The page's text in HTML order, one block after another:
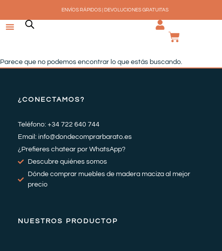
contenido
ENVÍOS RÁPIDOS | DEVOLUCIONES GRATUITAS
Parece que no podemos encontrar lo que estás buscando.
¿CONECTAMOS?
Teléfono: +34 722 640 744
Email: info@dondecomprarbarato.es
¿Prefieres chatear por WhatsApp?
Descubre quiénes somos
Dónde comprar muebles de madera maciza al mejor
precio
NUESTROS PRODUCTOP